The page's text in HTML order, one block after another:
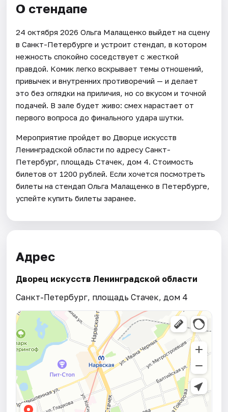
О стендапе
24 октября 2026 Ольга Малащенко выйдет на сцену
в Санкт-Петербурге и устроит стендап, в котором
нежность спокойно соседствует с жесткой
правдой. Комик легко вскрывает темы отношений,
привычек и внутренних противоречий — и делает
это без оглядки на приличия, но со вкусом и точной
подачей. В зале будет живо: смех нарастает от
первого вопроса до финального удара шутки.
Мероприятие пройдет во Дворце искусств
Ленинградской области по адресу Санкт-
Петербург, площадь Стачек, дом 4. Стоимость
билетов от 1200 рублей. Если хочется посмотреть
билеты на стендап Ольга Малащенко в Петербурге,
успейте купить билеты заранее.
Адрес
Дворец искусств Ленинградской области
Санкт-Петербург, площадь Стачек, дом 4